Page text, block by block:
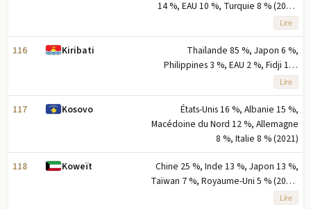
exportations
14 %, EAU 10 %, Turquie 8 % (2023)
note : cinq principaux partenaires
d'exportation selon la part en
pourcentage des exportations
Lire
116 Kiribati
Thaïlande 85 %, Japon 6 %,
Philippines 3 %, EAU 2 %, Fidji 1 %
(2023) note : les cinq principaux
partenaires d'exportation selon la
part en pourcentage des
exportations
Lire
117 Kosovo
États-Unis 16 %, Albanie 15 %,
Macédoine du Nord 12 %, Allemagne
8 %, Italie 8 % (2021)
118 Koweït
Chine 25 %, Inde 13 %, Japon 13 %,
Taïwan 7 %, Royaume-Uni 5 % (2023)
note : cinq principaux partenaires à
Lire